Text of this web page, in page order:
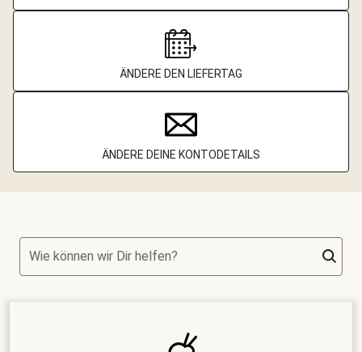
ÄNDERE DEN LIEFERTAG
ÄNDERE DEINE KONTODETAILS
Wie können wir Dir helfen?